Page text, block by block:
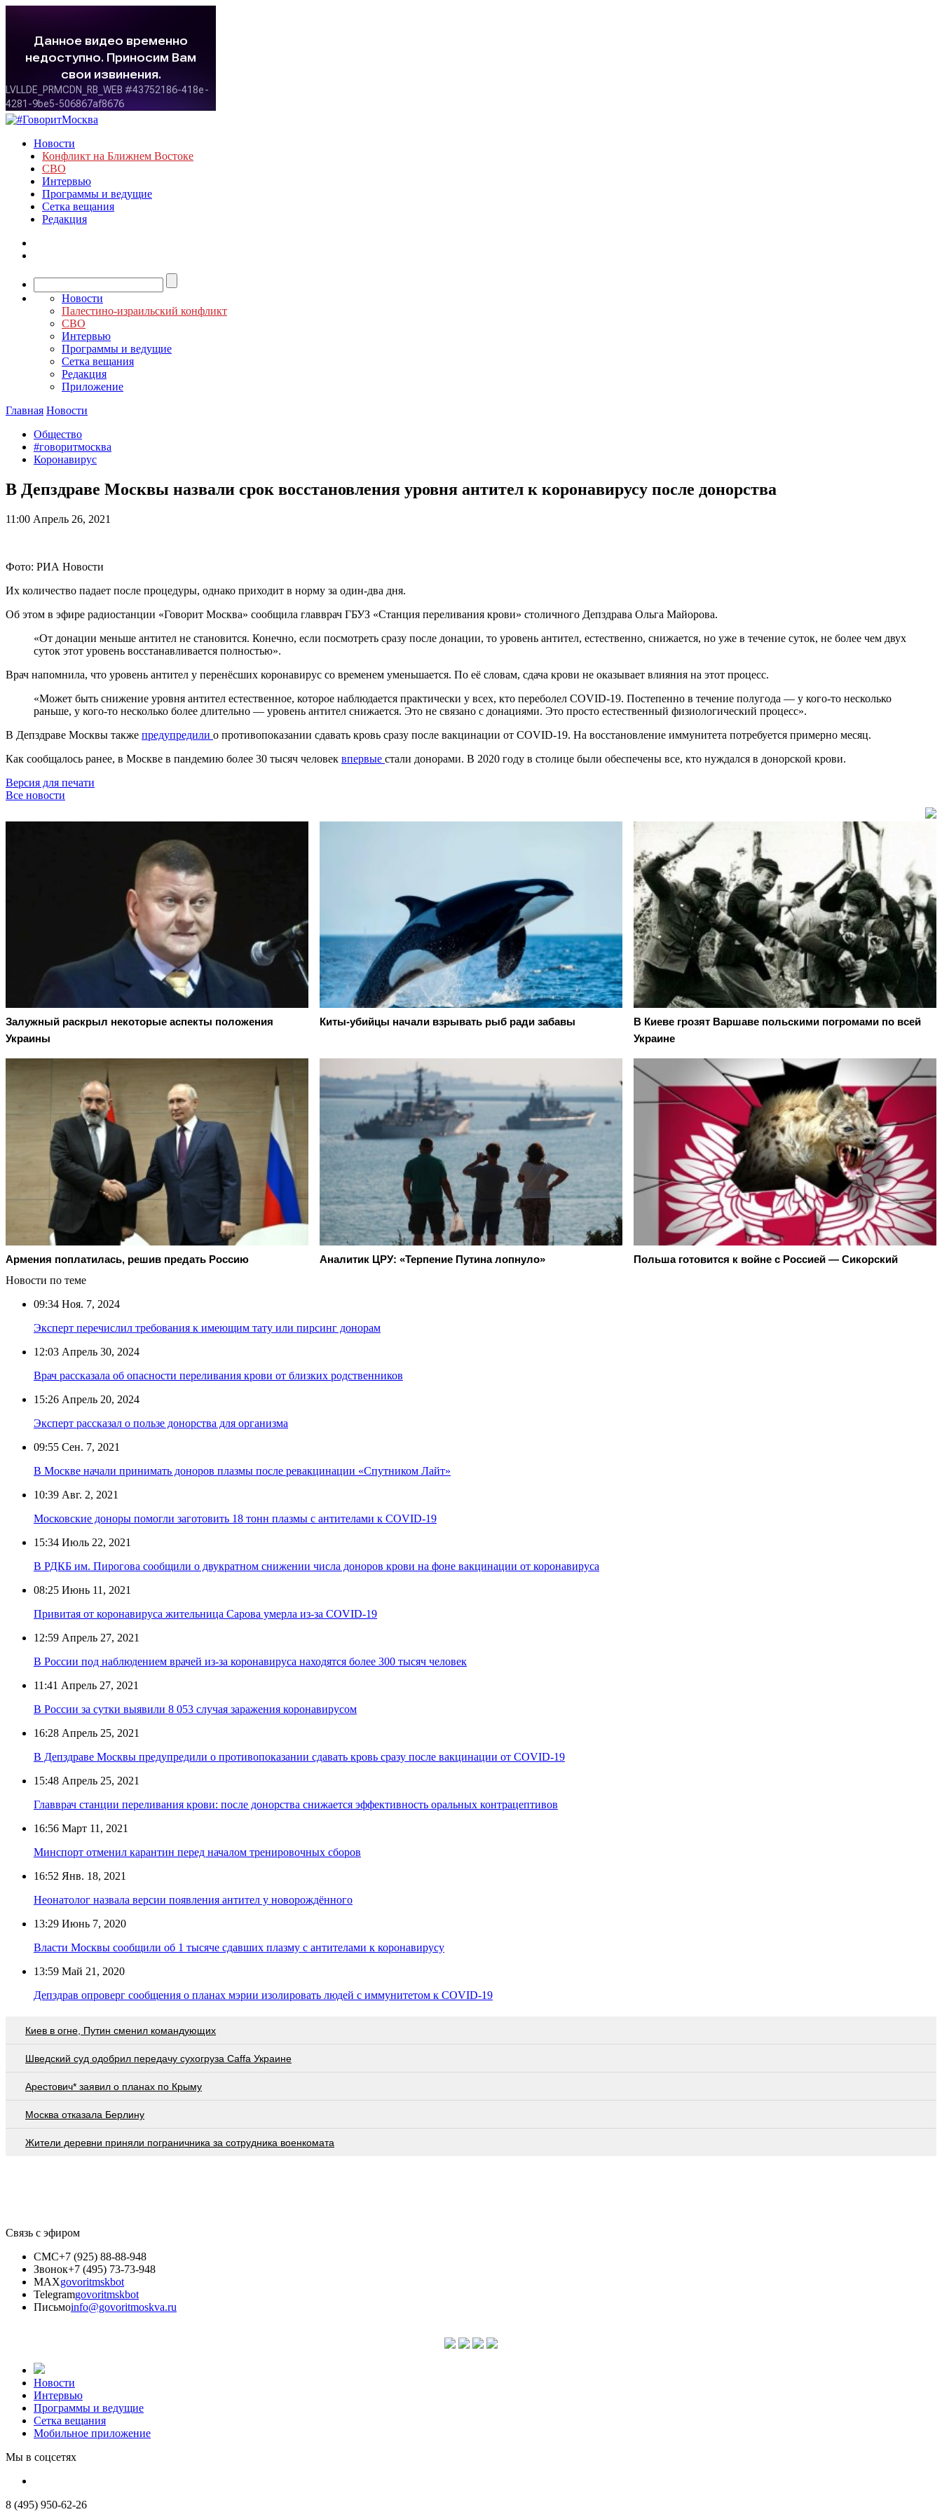
Новости
Конфликт на Ближнем Востоке
СВО
Интервью
Программы и ведущие
Сетка вещания
Редакция
Новости
Палестино-израильский конфликт
СВО
Интервью
Программы и ведущие
Сетка вещания
Редакция
Приложение
Главная Новости
Общество
#говоритмосква
Коронавирус
В Депздраве Москвы назвали срок восстановления уровня антител к коронавирусу после донорства
11:00 Апрель 26, 2021
Фото: РИА Новости
Их количество падает после процедуры, однако приходит в норму за один-два дня.
Об этом в эфире радиостанции «Говорит Москва» сообщила главврач ГБУЗ «Станция переливания крови» столичного Депздрава Ольга Майорова.
«От донации меньше антител не становится. Конечно, если посмотреть сразу после донации, то уровень антител, естественно, снижается, но уже в течение суток, не более чем двух
суток этот уровень восстанавливается полностью».
Врач напомнила, что уровень антител у перенёсших коронавирус со временем уменьшается. По её словам, сдача крови не оказывает влияния на этот процесс.
«Может быть снижение уровня антител естественное, которое наблюдается практически у всех, кто переболел COVID-19. Постепенно в течение полугода — у кого-то несколько
раньше, у кого-то несколько более длительно — уровень антител снижается. Это не связано с донациями. Это просто естественный физиологический процесс».
В Депздраве Москвы также предупредили о противопоказании сдавать кровь сразу после вакцинации от COVID-19. На восстановление иммунитета потребуется примерно месяц.
Как сообщалось ранее, в Москве в пандемию более 30 тысяч человек впервые стали донорами. В 2020 году в столице были обеспечены все, кто нуждался в донорской крови.
Версия для печати
Все новости
Залужный раскрыл некоторые аспекты положения
Украины
Киты-убийцы начали взрывать рыб ради забавы
В Киеве грозят Варшаве польскими погромами по всей
Украине
Армения поплатилась, решив предать Россию Аналитик ЦРУ: «Терпение Путина лопнуло»
Польша готовится к войне с Россией — Сикорский
Новости по теме
09:34 Ноя. 7, 2024
Эксперт перечислил требования к имеющим тату или пирсинг донорам
12:03 Апрель 30, 2024
Врач рассказала об опасности переливания крови от близких родственников
15:26 Апрель 20, 2024
Эксперт рассказал о пользе донорства для организма
09:55 Сен. 7, 2021
В Москве начали принимать доноров плазмы после ревакцинации «Спутником Лайт»
10:39 Авг. 2, 2021
Московские доноры помогли заготовить 18 тонн плазмы с антителами к COVID-19
15:34 Июль 22, 2021
В РДКБ им. Пирогова сообщили о двукратном снижении числа доноров крови на фоне вакцинации от коронавируса
08:25 Июнь 11, 2021
Привитая от коронавируса жительница Сарова умерла из-за COVID-19
12:59 Апрель 27, 2021
В России под наблюдением врачей из-за коронавируса находятся более 300 тысяч человек
11:41 Апрель 27, 2021
В России за сутки выявили 8 053 случая заражения коронавирусом
16:28 Апрель 25, 2021
В Депздраве Москвы предупредили о противопоказании сдавать кровь сразу после вакцинации от COVID-19
15:48 Апрель 25, 2021
Главврач станции переливания крови: после донорства снижается эффективность оральных контрацептивов
16:56 Март 11, 2021
Минспорт отменил карантин перед началом тренировочных сборов
16:52 Янв. 18, 2021
Неонатолог назвала версии появления антител у новорождённого
13:29 Июнь 7, 2020
Власти Москвы сообщили об 1 тысяче сдавших плазму с антителами к коронавирусу
13:59 Май 21, 2020
Депздрав опроверг сообщения о планах мэрии изолировать людей с иммунитетом к COVID-19
Киев в огне, Путин сменил командующих
Шведский суд одобрил передачу сухогруза Caffa Украине
Арестович* заявил о планах по Крыму
Москва отказала Берлину
Жители деревни приняли пограничника за сотрудника военкомата
Связь с эфиром
СМС+7 (925) 88-88-948
Звонок+7 (495) 73-73-948
MAXgovoritmskbot
Telegramgovoritmskbot
Письмоinfo@govoritmoskva.ru
Новости
Интервью
Программы и ведущие
Сетка вещания
Мобильное приложение
Мы в соцсетях
8 (495) 950-62-26